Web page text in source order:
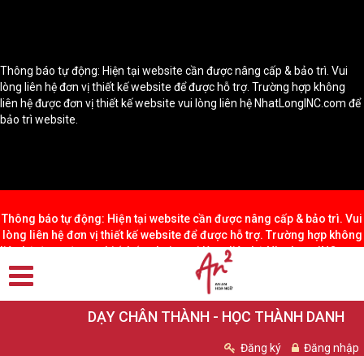
Thông báo tự động: Hiện tại website cần được nâng cấp & bảo trì. Vui
lòng liên hệ đơn vị thiết kế website để được hỗ trợ. Trường hợp không
liên hệ được đơn vị thiết kế website vui lòng liên hệ NhatLongINC.com để
bảo trì website.
Thông báo tự động: Hiện tại website cần được nâng cấp & bảo trì. Vui
lòng liên hệ đơn vị thiết kế website để được hỗ trợ. Trường hợp không
liên hệ được đơn vị thiết kế website vui lòng liên hệ NhatLongINC.com
để bảo trì website.
DẠY CHÂN THÀNH - HỌC THÀNH DANH
Đăng ký Đăng nhập